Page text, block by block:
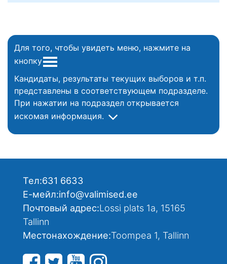
Для того, чтобы увидеть меню, нажмите на
кнопку
Кандидаты, результаты текущих выборов и т.п.
представлены в соответствующем подразделе.
При нажатии на подраздел открывается
искомая информация.
Тел:631 6633
Е-мейл:info@valimised.ee
Почтовый адрес:Lossi plats 1a, 15165
Tallinn
Местонахождение:Toompea 1, Tallinn